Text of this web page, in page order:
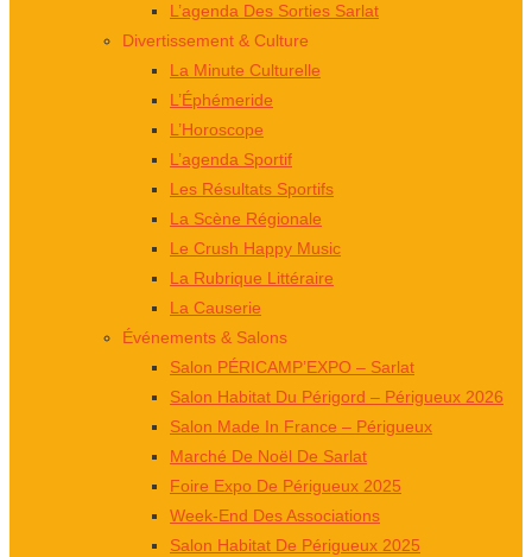
L’agenda Des Sorties Sarlat
Divertissement & Culture
La Minute Culturelle
L’Éphémeride
L’Horoscope
L’agenda Sportif
Les Résultats Sportifs
La Scène Régionale
Le Crush Happy Music
La Rubrique Littéraire
La Causerie
Événements & Salons
Salon PÉRICAMP’EXPO – Sarlat
Salon Habitat Du Périgord – Périgueux 2026
Salon Made In France – Périgueux
Marché De Noël De Sarlat
Foire Expo De Périgueux 2025
Week-End Des Associations
Salon Habitat De Périgueux 2025